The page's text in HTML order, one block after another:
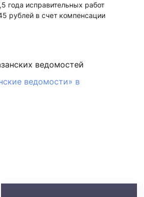
года исправительных работ
рублей в счет компенсации
ведомостей
ведомости» в